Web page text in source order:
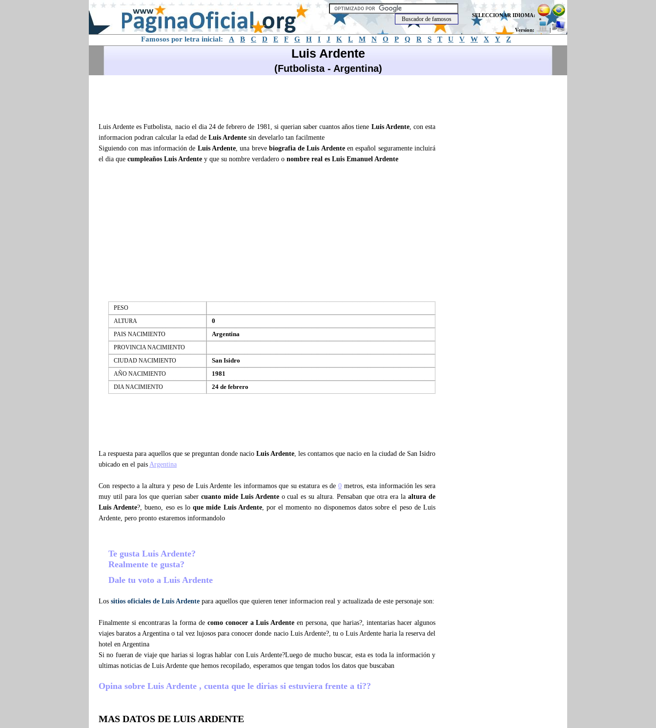
SELECCIONAR IDIOMA:
Version: |
Famosos por letra inicial: A B C D E F G H I J K L M N O P Q R S T U V W X Y Z
Luis Ardente
(Futbolista - Argentina)
Luis Ardente es Futbolista, nacio el dia 24 de febrero de 1981, si querian saber cuantos años tiene Luis Ardente, con esta
informacion podran calcular la edad de Luis Ardente sin develarlo tan facilmente
Siguiendo con mas información de Luis Ardente, una breve biografia de Luis Ardenteen español seguramente incluirá
el dia que cumpleaños Luis Ardente y que su nombre verdadero o nombre real es Luis Emanuel Ardente
PESO
ALTURA
0
PAIS NACIMIENTO Argentina
PROVINCIA NACIMIENTO
CIUDAD NACIMIENTO
San Isidro
AÑO NACIMIENTO 1981
DIA NACIMIENTO 24 de febrero
La respuesta para aquellos que se preguntan donde nacio Luis Ardente, les contamos que nacio en la ciudad de San Isidro
ubicado en el pais Argentina
Con respecto a la altura y peso de Luis Ardente les informamos que su estatura es de0 metros, esta información les sera
muy util para los que querian saber cuanto mide Luis Ardenteo cual es su altura. Pensaban que otra era laaltura de
Luis Ardente?, bueno, eso es loque mide Luis Ardente, por el momento no disponemos datos sobre el peso de Luis
Ardente, pero pronto estaremos informandolo
Te gusta Luis Ardente?
Realmente te gusta?
Dale tu voto a Luis Ardente
Los sitios oficiales de Luis Ardente para aquellos que quieren tener informacion real y actualizada de este personaje son:
Finalmente si encontraras la forma de como conocer a Luis Ardente en persona, que harias?, intentarias hacer algunos
viajes baratos a Argentina o tal vez lujosos para conocer donde nacio Luis Ardente?, tu o Luis Ardente haria la reserva del
hotel en Argentina
Si no fueran de viaje que harias si logras hablar con Luis Ardente?Luego de mucho buscar, esta es toda la información y
ultimas noticias de Luis Ardente que hemos recopilado, esperamos que tengan todos los datos que buscaban
Opina sobre Luis Ardente , cuenta que le dirias si estuviera frente a ti??
MAS DATOS DE LUIS ARDENTE